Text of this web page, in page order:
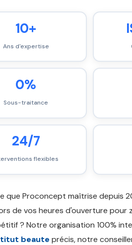
10+
Ans d'expertise
0%
Sous-traitance
24/7
flexibles
que Proconcept maîtrise depuis
de vos heures d'ouverture pour
? Notre organisation 100%
beaute précis, notre